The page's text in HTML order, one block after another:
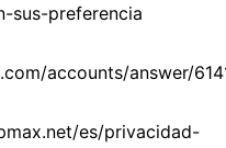
sus-preferencia
accounts/answer/
es/privacidad-